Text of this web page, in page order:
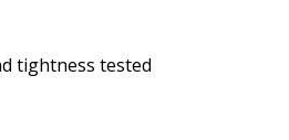
tightness tested